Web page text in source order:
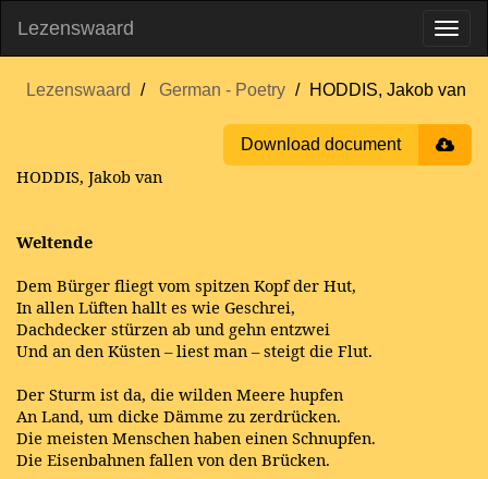
Lezenswaard
Lezenswaard German - Poetry HODDIS, Jakob van
Download document
HODDIS, Jakob van
Weltende
Dem Bürger fliegt vom spitzen Kopf der Hut,
In allen Lüften hallt es wie Geschrei,
Dachdecker stürzen ab und gehn entzwei
Und an den Küsten – liest man – steigt die Flut.
Der Sturm ist da, die wilden Meere hupfen
An Land, um dicke Dämme zu zerdrücken.
Die meisten Menschen haben einen Schnupfen.
Die Eisenbahnen fallen von den Brücken.